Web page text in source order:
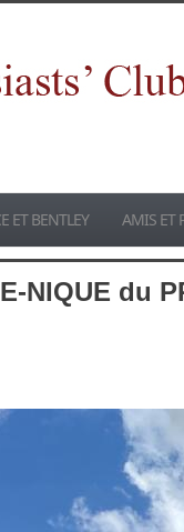
ET BENTLEY AMIS ET
NIQUE du